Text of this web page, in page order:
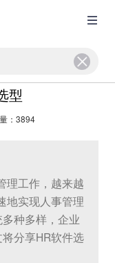
型
：3894
理工作，越来越
地实现人事管理
种多样，企业
分享HR软件选